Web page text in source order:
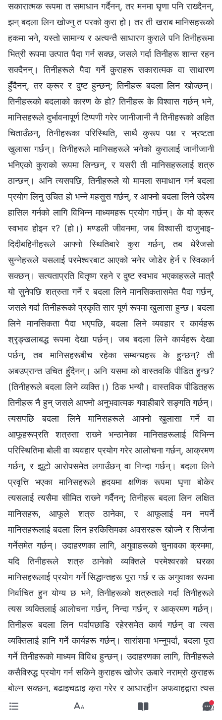
सकारात्मक रूपमा त समाधान गर्दैनन्, तर मनमा घृणा पनि राख्दैनन्,
झन् बदला लिन खोज्नु त परको कुरा हो। तर ती खराब मानिसहरूको
हकमा भने, यस्तो सामान्य र अत्यन्तै साधारण कुराले पनि तिनीहरूमा
भित्री रूपमा उत्पात पैदा गर्न सक्छ, जसले गर्दा तिनीहरू शान्त रहन
सक्दैनन्। तिनीहरूले पैदा गर्ने कुराहरू सकारात्मक वा साधारण
हुँदैनन्, तर क्रूर र दुष्ट हुन्छन्; तिनीहरू बदला लिन खोज्छन्।
तिनीहरूको बदलाको कारण के हो? तिनीहरू के विश्‍वास गर्छन् भने,
मानिसहरूले दुर्भावनापूर्ण टिप्पणी गरेर जानीजानी नै तिनीहरूको अहित
चिताउँछन्, तिनीहरूका परिस्थिति, साथै कुरूप पक्ष र भ्रष्टता
खुलासा गर्छन्। तिनीहरूले मानिसहरूले भनेको कुरालाई जानीजानी
भनिएको कुराको रूपमा लिन्छन्, र यसरी ती मानिसहरूलाई शत्रु
ठान्छन्। अनि त्यसपछि, तिनीहरूले यो मामला समाधान गर्न बदला
प्रयोग लिनु उचित हो भन्‍ने महसुस गर्छन्, र आफ्नो बदला लिने उद्देश्य
हासिल गर्नको लागि विभिन्‍न माध्यमहरू प्रयोग गर्छन्। के यो क्रूर
स्वभाव होइन र? (हो।) मण्डली जीवनमा, जब विश्‍वासी दाजुभाइ-
दिदीबहिनीहरूले आफ्नो स्थितिबारे कुरा गर्छन्, तब धेरैजसो
सुन्‍नेहरूले यसलाई परमेश्‍वरबाट आएको भनेर जोडेर हेर्न र स्विकार्न
सक्छन्। सत्यताप्रति वितृष्ण रहने र दुष्ट स्वभाव भएकाहरूले मात्रै
यो सुनेपछि शत्रुता गर्ने र बदला लिने मानसिकतासमेत पैदा गर्छन्,
जसले गर्दा तिनीहरूको प्रकृति सार पूर्ण रूपमा खुलासा हुन्छ। बदला
लिने मानसिकता पैदा भएपछि, बदला लिने व्यवहार र कार्यहरू
श्रृङ्खलाबद्ध रूपमा देखा पर्छन्। जब बदला लिने कार्यहरू देखा
पर्छन्, तब मानिसहरूबीच रहेका सम्बन्धहरू के हुन्छन्? ती
अबउप्रान्त उचित हुँदैनन्। अनि यसमा को वास्तवकि पीडित हुन्छ?
(तिनीहरूले बदला लिने व्यक्ति।) ठिक भन्यौ। वास्तविक पीडितहरू
तिनीहरू नै हुन् जसले आफ्नो अनुभवात्मक गवाहीबारे सङ्गति गर्छन्।
त्यसपछि बदला लिने मानिसहरूले आफ्‍नो खुलासा गर्ने वा
आफूहरूप्रति शत्रुता राख्‍ने भन्ठानेका मानिसहरूलाई विभिन्‍न
परिस्थितिमा बोली वा व्यवहार प्रयोग गरेर आलोचना गर्छन्, आक्रमण
गर्छन्, र झूटो आरोपसमेत लगाउँछन् वा निन्दा गर्छन्। बदला लिने
प्रवृत्ति भएका मानिसहरूले हृदयमा क्षणिक रूपमा घृणा बोकेर
त्यसलाई त्यसैमा सीमित राख्‍ने गर्दैनन्; तिनीहरू बदला लिन लक्षित
मानिसहरू, आफूले शत्रु ठानेका, र आफूलाई मन नपर्ने
मानिसहरूलाई बदला लिन हरकिसिमका अवसरहरू खोज्‍ने र सिर्जना
गर्नेसमेत गर्छन्। उदाहरणका लागि, अगुवाहरूको चुनावका क्रममा,
यदि तिनीहरूले शत्रु ठानेको व्यक्तिले परमेश्‍वरको घरका
मानिसहरूलाई प्रयोग गर्ने सिद्धान्तहरू पूरा गर्छ र ऊ अगुवाका रूपमा
निर्वाचित हुन योग्य छ भने, तिनीहरूको शत्रुताले गर्दा तिनीहरूले
त्यस व्यक्तिलाई आलोचना गर्छन्, निन्दा गर्छन्, र आक्रमण गर्छन्।
तिनीहरू बदला लिन पर्दापछाडि रहेरसमेत कार्य गर्छन् वा त्यस
व्यक्तिलाई हानि गर्ने कार्यहरू गर्छन्। सारांशमा भन्‍नुपर्दा, बदला पूरा
गर्ने तिनीहरूको माध्यम विविध हुन्छन्। उदाहरणका लागि, तिनीहरूले
कसैविरुद्ध प्रयोग गर्न सकिने कुराहरू खोजेर ऊबारे नराम्रो कुराहरू
बोल्न सक्छन्, बढाइचढाइ कुरा गरेर र आधारहीन अफवाहद्वारा त्यस
व्यक्तिबारे हल्ला फैलाउँछन्, वा त्यो व्यक्ति र अरूबीच कलह फैलाउन